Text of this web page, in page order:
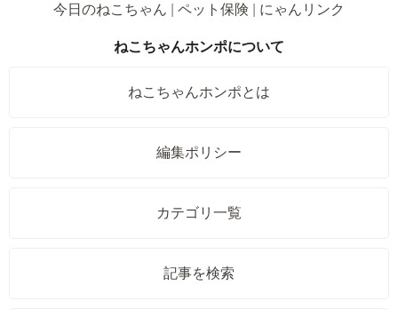
今日のねこちゃん
ペット保険 にゃんリンク
ねこちゃんホンポについて
ねこちゃんホンポとは
編集ポリシー
カテゴリ一覧
記事を検索